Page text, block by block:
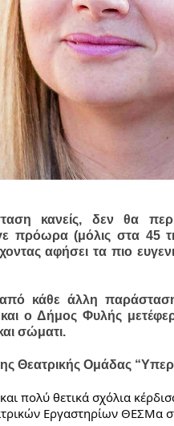
κανείς, δεν θα
πρόωρα (μόλις στα 45
αφήσει τα πιο
από κάθε άλλη
και ο Δήμος Φυλής
σώματι.
Θεατρικής Ομάδας
πολύ θετικά σχόλια
Εργαστηρίων ΘΕΣΜα